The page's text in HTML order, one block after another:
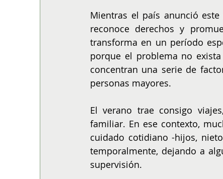
Mientras el país anunció
reconoce derechos y
transforma en un período
porque el problema no
concentran una serie de
personas mayores.
El verano trae consigo
familiar. En ese contexto,
cuidado cotidiano -hijos,
temporalmente, dejando a
supervisión.